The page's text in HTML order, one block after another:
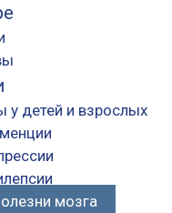
у детей и взрослых
мозга